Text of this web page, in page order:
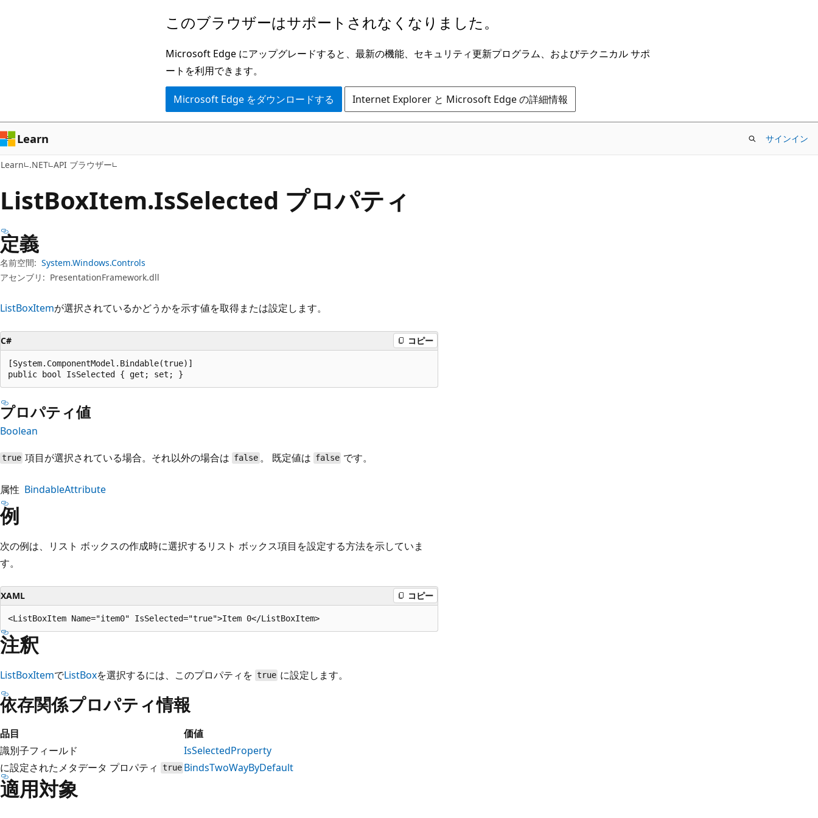
ン
ツ
に
ス
キ
ッ
ゲ
ー
シ
ョ
ン
に
キ
ッ
プ
このブラウザーはサポートされなくなりました。
Microsoft Edge にアップグレードすると、最新の機能、セキュリティ更新プログラム、およびテクニカル サポ
ートを利用できます。
Microsoft Edge をダウンロードする Internet Explorer と Microsoft Edge の詳細情報
Learn サインイン
Learn .NET API ブラウザー
ListBoxItem.IsSelected プロパティ
定義
名前空間: System.Windows.Controls
アセンブリ: PresentationFramework.dll
ListBoxItemが選択されているかどうかを示す値を取得または設定します。
C# コピー
[System.ComponentModel.Bindable(true)]
public bool IsSelected { get; set; }
プロパティ値
Boolean
true 項目が選択されている場合。それ以外の場合は false。 既定値は false です。
属性 BindableAttribute
例
次の例は、リスト ボックスの作成時に選択するリスト ボックス項目を設定する方法を示していま
す。
XAML コピー
注釈
ListBoxItemでListBoxを選択するには、このプロパティを true に設定します。
依存関係プロパティ情報
品目
価値
識別子フィールド
IsSelectedProperty
に設定されたメタデータ プロパティ
true BindsTwoWayByDefault
適用対象